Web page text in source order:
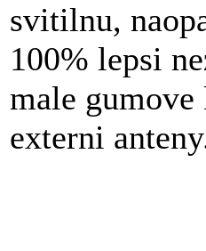
svitilnu,
100% lepsi
male
externi